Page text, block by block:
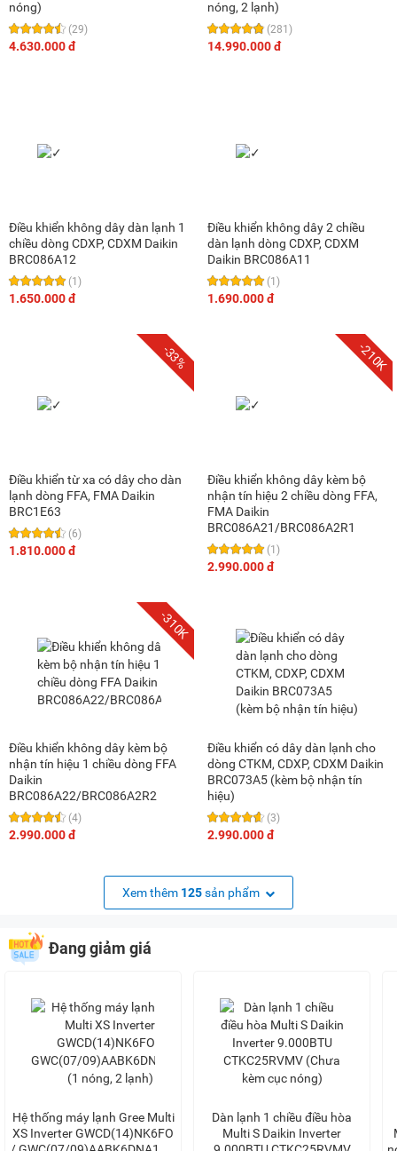
nóng)
(29)
4.630.000 đ
nóng, 2 lạnh)
(281)
14.990.000 đ
Điều khiển không dây dàn lạnh 1
chiều dòng CDXP, CDXM Daikin
BRC086A12
(1)
1.650.000 đ
Điều khiển không dây 2 chiều
dàn lạnh dòng CDXP, CDXM
Daikin BRC086A11
(1)
1.690.000 đ
-33%
Điều khiển từ xa có dây cho dàn
lạnh dòng FFA, FMA Daikin
BRC1E63
(6)
1.810.000 đ
-210K
Điều khiển không dây kèm bộ
nhận tín hiệu 2 chiều dòng FFA,
FMA Daikin
BRC086A21/BRC086A2R1
(1)
2.990.000 đ
-310K
Điều khiển không dây kèm bộ
nhận tín hiệu 1 chiều dòng FFA
Daikin
BRC086A22/BRC086A2R2
(4)
2.990.000 đ
Điều khiển có dây dàn lạnh cho
dòng CTKM, CDXP, CDXM Daikin
BRC073A5 (kèm bộ nhận tín
hiệu)
(3)
2.990.000 đ
Xem thêm 125sản phẩm
Đang giảm giá
Hệ thống máy lạnh Gree Multi
XS Inverter GWCD(14)NK6FO
Dàn lạnh 1 chiều điều hòa
Multi S Daikin Inverter